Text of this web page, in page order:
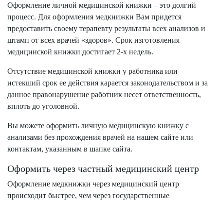
Оформление личной медицинской книжки – это долгий
процесс. Для оформления медкнижки Вам придется
предоставить своему терапевту результаты всех анализов и
штамп от всех врачей «здоров». Срок изготовления
медицинской книжки достигает 2-х недель.
Отсутствие медицинской книжки у работника или
истекший срок ее действия карается законодательством и за
данное правонарушение работник несет ответственность,
вплоть до уголовной.
Вы можете оформить личную медицинскую книжку с
анализами без прохождения врачей на нашем сайте или
контактам, указанным в шапке сайта.
Оформить через частный медицинский центр
Оформление медкнижки через медицинский центр
происходит быстрее, чем через государственные